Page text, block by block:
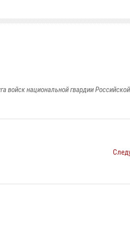
войск национальной гвардии